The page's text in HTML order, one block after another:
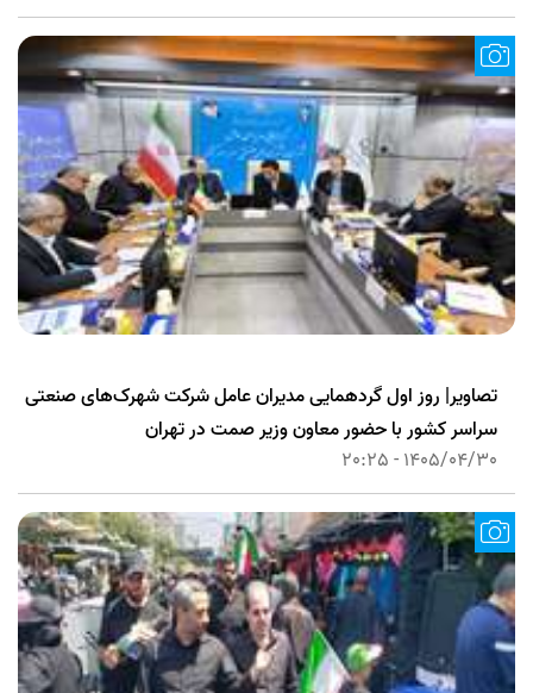
تصاویر| روز اول گردهمایی مدیران عامل شرکت شهرک‌های صنعتی
سراسر کشور با حضور معاون وزیر صمت در تهران
1405/04/30 - 20:25